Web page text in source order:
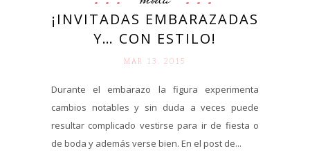
¡INVITADAS EMBARAZADAS
Y… CON ESTILO!
MAR 13. 2015
Durante el embarazo la figura experimenta
cambios notables y sin duda a veces puede
resultar complicado vestirse para ir de fiesta o
de boda y además verse bien. En el post de...